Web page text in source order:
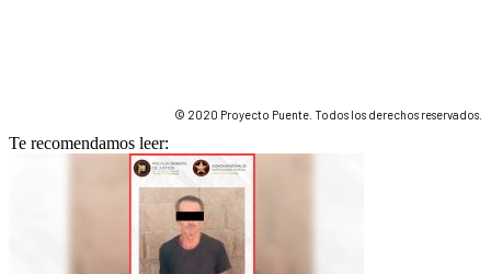
© 2020 Proyecto Puente. Todos los derechos reservados.
Te recomendamos leer: